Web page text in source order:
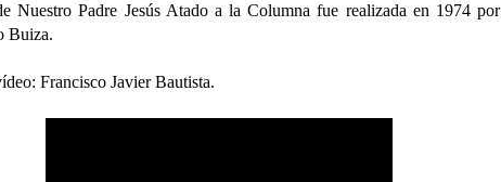
Nuestro Padre Jesús Atado a la Columna fue realizada en 1974 por
Buiza.
Francisco Javier Bautista.